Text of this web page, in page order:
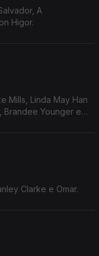
A
Higor.
Mills, Linda May Han
Brandee Younger e
Clarke e Omar.